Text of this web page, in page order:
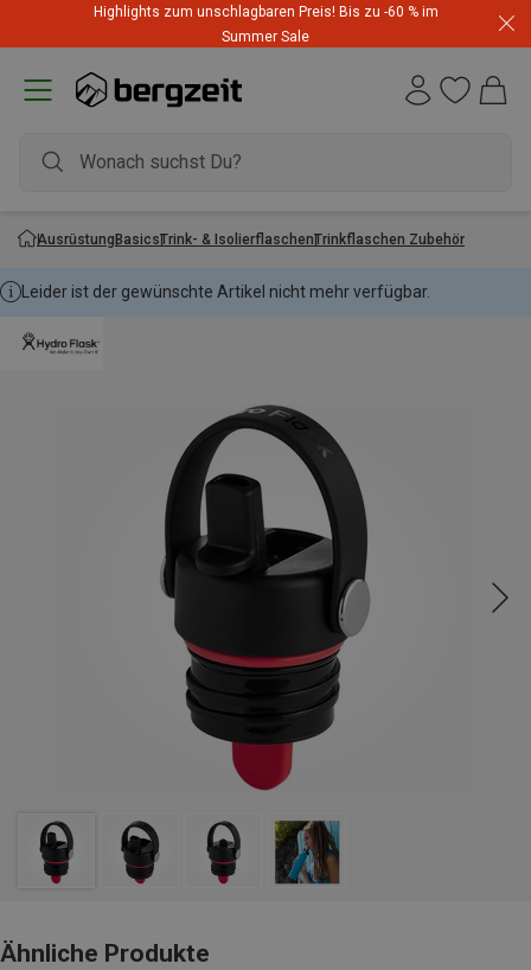
Highlights zum unschlagbaren Preis! Bis zu -60 % im
Summer Sale
AusrüstungBasicsTrink- & IsolierflaschenTrinkflaschen Zubehör
Leider ist der gewünschte Artikel nicht mehr verfügbar.
Ähnliche Produkte